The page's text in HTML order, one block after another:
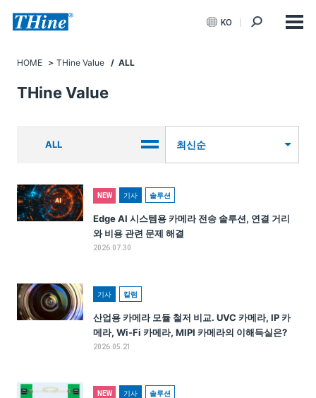
KO
HOME THine Value / ALL
THine Value
ALL 최신순
NEW 기사 솔루션
Edge AI 시스템용 카메라 전송 솔루션, 연결 거리
와 비용 관련 문제 해결
2026.07.30
기사 칼럼
산업용 카메라 모듈 철저 비교. UVC 카메라, IP 카
메라, Wi-Fi 카메라, MIPI 카메라의 이해득실은?
2026.05.21
NEW 기사 솔루션